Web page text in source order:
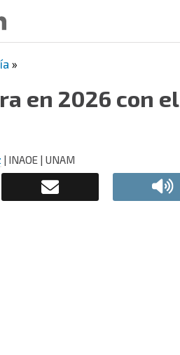
»
en 2026 con el
| INAOE | UNAM